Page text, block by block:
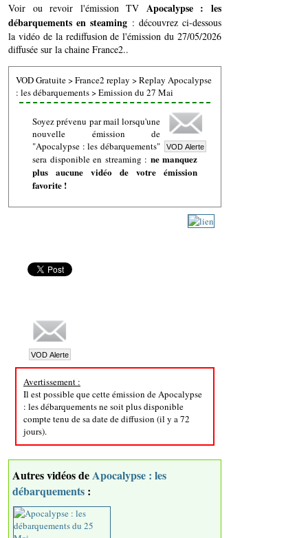
Voir ou revoir l'émission TV Apocalypse : les
débarquements en steaming : découvrez ci-dessous
la vidéo de la rediffusion de l'émission du 27/05/2026
diffusée sur la chaine France2..
VOD Gratuite>France2 replay >Replay Apocalypse
: les débarquements>Emission du 27 Mai
Soyez prévenu par mail lorsqu'une
nouvelle émission de
"Apocalypse : les débarquements"
sera disponible en streaming : ne manquez
plus aucune vidéo de votre émission
favorite !
Avertissement :
Il est possible que cette émission de Apocalypse
: les débarquements ne soit plus disponible
compte tenu de sa date de diffusion (il y a 72
jours).
Autres vidéos deApocalypse : les
débarquements :